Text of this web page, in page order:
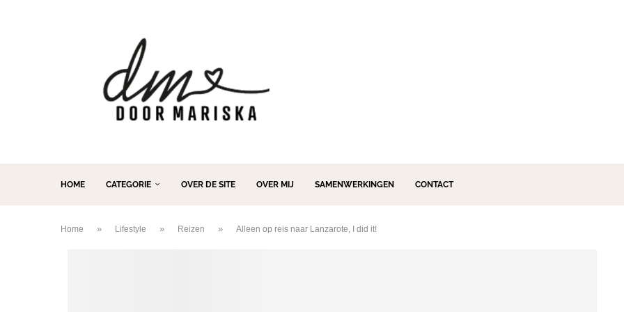
HOME CATEGORIE OVER DE SITE OVER MIJ SAMENWERKINGEN CONTACT
Home » Lifestyle » Reizen » Alleen op reis naar Lanzarote, I did it!